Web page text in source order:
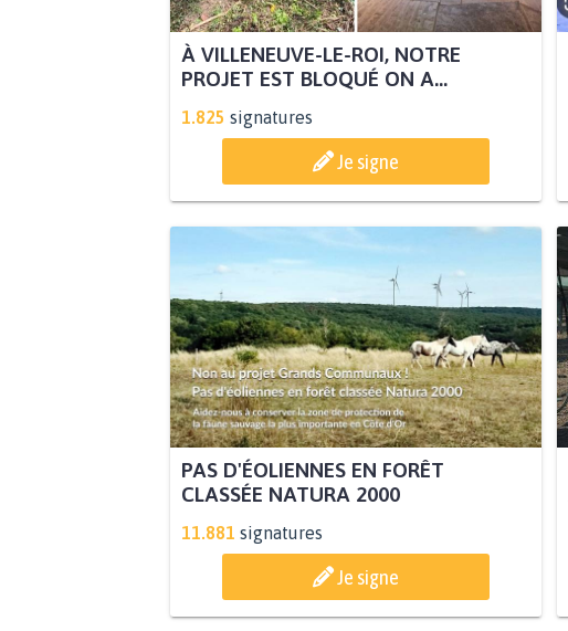
À VILLENEUVE-LE-ROI, NOTRE
PROJET EST BLOQUÉ ON A...
1.825 signatures
Je signe
PAS D'ÉOLIENNES EN FORÊT
CLASSÉE NATURA 2000
11.881 signatures
Je signe